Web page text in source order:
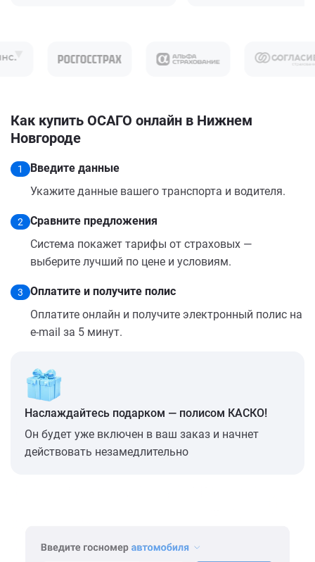
Как купить ОСАГО онлайн в Нижнем
Новгороде
1
Введите данные
Укажите данные вашего транспорта и водителя.
2
Сравните предложения
Система покажет тарифы от страховых —
выберите лучший по цене и условиям.
3
Оплатите и получите полис
Оплатите онлайн и получите электронный полис на
e-mail за 5 минут.
Наслаждайтесь подарком — полисом КАСКО!
Он будет уже включен в ваш заказ и начнет
действовать незамедлительно